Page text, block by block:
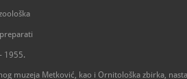
1955.
muzeja Metković, kao i Ornitološka zbirka,